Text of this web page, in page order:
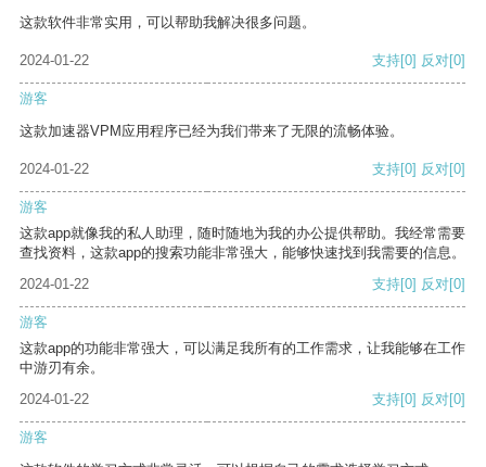
这款软件非常实用，可以帮助我解决很多问题。
2024-01-22 支持[0] 反对[0]
游客
这款加速器VPM应用程序已经为我们带来了无限的流畅体验。
2024-01-22 支持[0] 反对[0]
游客
这款app就像我的私人助理，随时随地为我的办公提供帮助。我经常需要
查找资料，这款app的搜索功能非常强大，能够快速找到我需要的信息。
2024-01-22
支持[0] 反对[0]
游客
这款app的功能非常强大，可以满足我所有的工作需求，让我能够在工作
中游刃有余。
2024-01-22
支持[0] 反对[0]
游客